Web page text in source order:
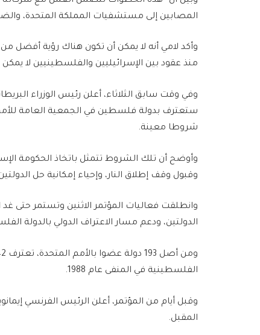
المصابين إلى مستشفيات المملكة المتحدة،
وأكد لامي أنه لا يمكن أن تكون هناك رؤية أفضل
منذ عقود بين الإسرائيليين والفلسطينيين لا يمكن
وفي وقت سابق الثلاثاء، أعلن رئيس الوزراء
ستعترف بدولة فلسطين في الجمعية العامة
شروطا معينة.
وأوضح أن تلك الشروط تتمثل باتخاذ الحكومة
وقبول وقف إطلاق النار، وإحياء إمكانية حل
وانطلقت فعاليات المؤتمر الاثنين وتستمر حتى
الدولتين، ودعم مسار الاعتراف الدولي بالدولة
الفلسطينية في المنفى عام 1988.
وقبل أيام من المؤتمر، أعلن الرئيس الفرنسي
المقبل.